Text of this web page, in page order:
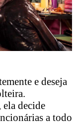
e deseja
decide
a todo